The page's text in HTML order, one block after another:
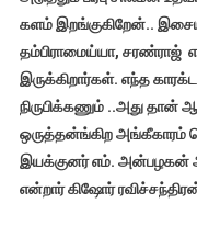
களம் இறங்குகிறேன்..
தம்பிராமைய்யா, சரண்ராஜ்
இருக்கிறார்கள். எந்த
நிருபிக்கணும் ..அது தான்
ஒருத்தன்ங்கிற அங்கீகாரம்
இயக்குனர் எம். அன்பழகன்
என்றார் கிஷோர்